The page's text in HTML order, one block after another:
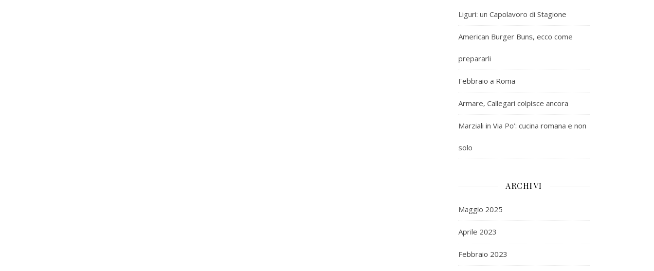
Liguri: un Capolavoro di Stagione
American Burger Buns, ecco come
prepararli
Febbraio a Roma
Armare, Callegari colpisce ancora
Marziali in Via Po’: cucina romana e non
solo
ARCHIVI
Maggio 2025
Aprile 2023
Febbraio 2023